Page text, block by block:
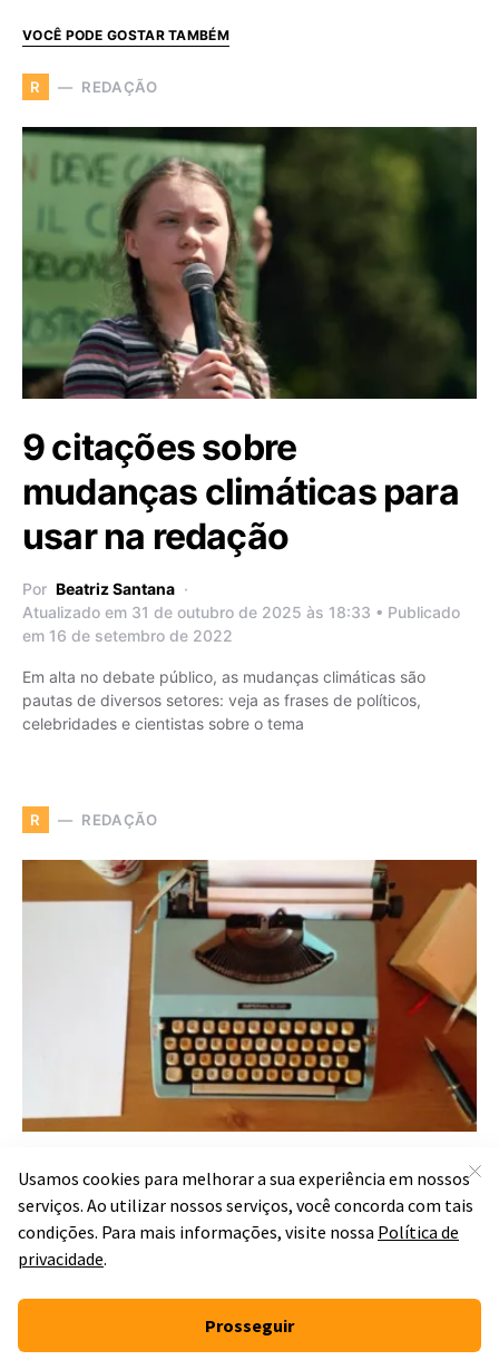
VOCÊ PODE GOSTAR TAMBÉM
R REDAÇÃO
9 citações sobre
mudanças climáticas para
usar na redação
Por Beatriz Santana
Atualizado em 31 de outubro de 2025 às 18:33 • Publicado
em 16 de setembro de 2022
Em alta no debate público, as mudanças climáticas são
pautas de diversos setores: veja as frases de políticos,
celebridades e cientistas sobre o tema
R REDAÇÃO
Como é a redação do
Enem? Veja formato,
regras e dicas para ir bem